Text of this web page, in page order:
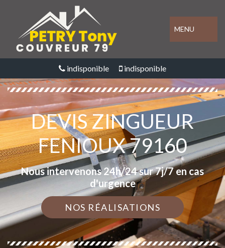
MENU
indisponible indisponible
DEVIS ZINGUEUR
FENIOUX 79160
Nous intervenons 24h/24 sur 7j/7 en cas
d'urgence
NOS RÉALISATIONS